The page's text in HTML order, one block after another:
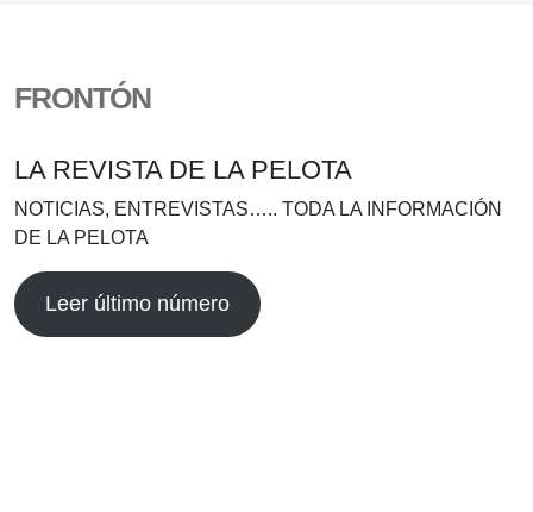
FRONTÓN
LA REVISTA DE LA PELOTA
NOTICIAS, ENTREVISTAS….. TODA LA INFORMACIÓN
DE LA PELOTA
Leer último número